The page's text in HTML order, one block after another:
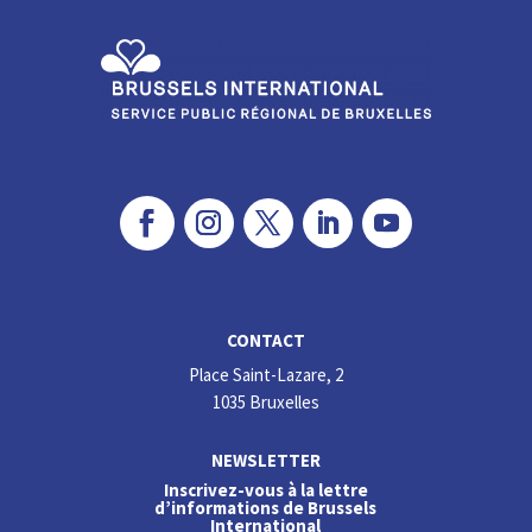
k
CONTACT
Place Saint-Lazare, 2
1035 Bruxelles
NEWSLETTER
Inscrivez-vous à la lettre
d’informations de Brussels
International